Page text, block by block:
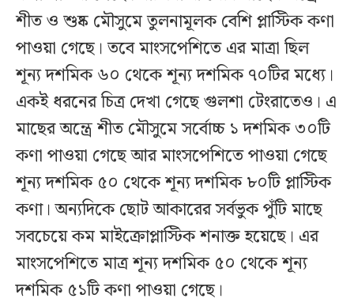
শীত ও শুষ্ক মৌসুমে তুলনামূলক বেশি প্লাস্টিক কণা
পাওয়া গেছে। তবে মাংসপেশিতে এর মাত্রা ছিল
শূন্য দশমিক ৬০ থেকে শূন্য দশমিক ৭০টির মধ্যে।
একই ধরনের চিত্র দেখা গেছে গুলশা টেংরাতেও। এ
মাছের অন্ত্রে শীত মৌসুমে সর্বোচ্চ ১ দশমিক ৩০টি
কণা পাওয়া গেছে আর মাংসপেশিতে পাওয়া গেছে
শূন্য দশমিক ৫০ থেকে শূন্য দশমিক ৮০টি প্লাস্টিক
কণা। অন্যদিকে ছোট আকারের সর্বভুক পুঁটি মাছে
সবচেয়ে কম মাইক্রোপ্লাস্টিক শনাক্ত হয়েছে। এর
মাংসপেশিতে মাত্র শূন্য দশমিক ৫০ থেকে শূন্য
দশমিক ৫১টি কণা পাওয়া গেছে।